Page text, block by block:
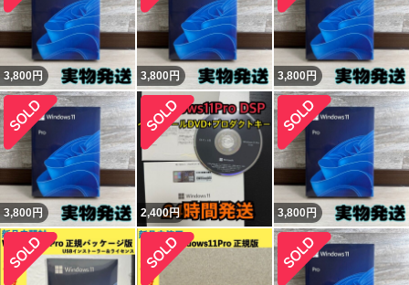
3,800円 3,800円 3,800円
3,800円 2,400円 3,800円